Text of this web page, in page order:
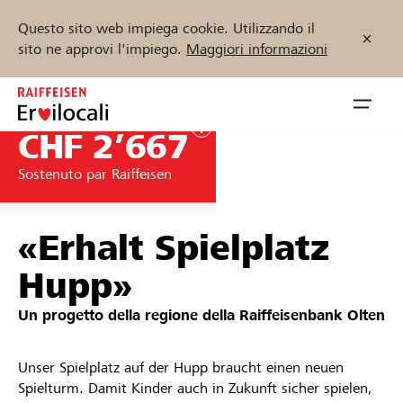
Questo sito web impiega cookie. Utilizzando il
sito ne approvi l'impiego. Maggiori informazioni
Zum
Inhalt
springen
Sostenere
Aiuto & supporto
Trova progetti e organizzazioni
CHF 2’667
Sostenuto par Raiffeisen
«Erhalt Spielplatz
Hupp»
Un progetto della regione della Raiffeisenbank Olten
Unser Spielplatz auf der Hupp braucht einen neuen
Spielturm. Damit Kinder auch in Zukunft sicher spielen,